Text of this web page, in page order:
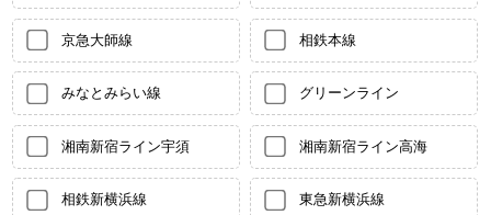
京急大師線 相鉄本線
みなとみらい線 グリーンライン
湘南新宿ライン宇須 湘南新宿ライン高海
相鉄新横浜線 東急新横浜線